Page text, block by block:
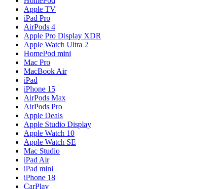
Apple TV
iPad Pro
AirPods 4
Apple Pro Display XDR
Apple Watch Ultra 2
HomePod mini
Mac Pro
MacBook Air
iPad
iPhone 15
AirPods Max
AirPods Pro
Apple Deals
Apple Studio Display
Apple Watch 10
Apple Watch SE
Mac Studio
iPad Air
iPad mini
iPhone 18
CarPlay